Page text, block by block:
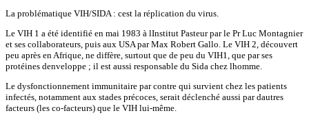
La problématique VIH/SIDA : cest la réplication du virus.
Le VIH 1 a été identifié en mai 1983 à lInstitut Pasteur par le Pr Luc Montagnier
et ses collaborateurs, puis aux USA par Max Robert Gallo. Le VIH 2, découvert
peu après en Afrique, ne diffère, surtout que de peu du VIH1, que par ses
protéines denveloppe ; il est aussi responsable du Sida chez lhomme.
Le dysfonctionnement immunitaire par contre qui survient chez les patients
infectés, notamment aux stades précoces, serait déclenché aussi par dautres
facteurs (les co-facteurs) que le VIH lui-même.